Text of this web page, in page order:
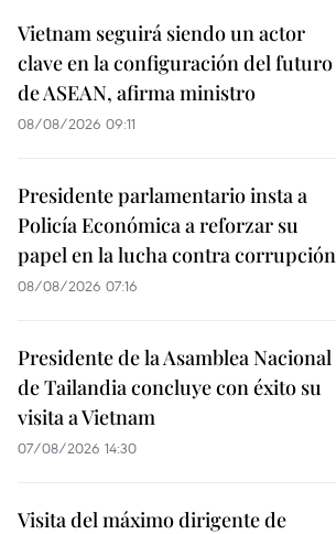
Vietnam seguirá siendo un actor
clave en la configuración del futuro
de ASEAN, afirma ministro
08/08/2026 09:11
Presidente parlamentario insta a
Policía Económica a reforzar su
papel en la lucha contra corrupción
08/08/2026 07:16
Presidente de la Asamblea Nacional
de Tailandia concluye con éxito su
visita a Vietnam
07/08/2026 14:30
Visita del máximo dirigente de